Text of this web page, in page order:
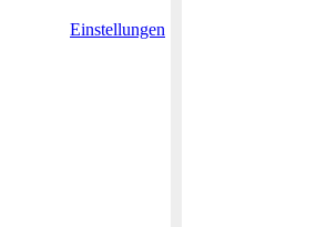
Einstellungen